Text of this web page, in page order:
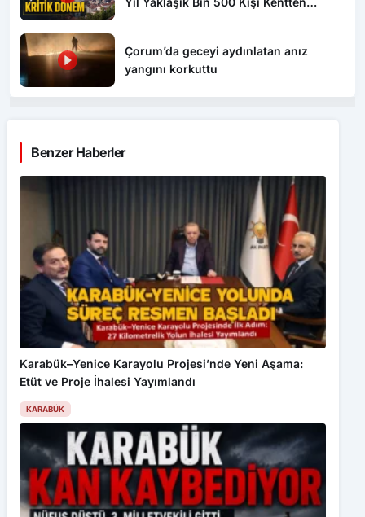
Çorum’da geceyi aydınlatan anız
yangını korkuttu
Benzer Haberler
Karabük–Yenice Karayolu Projesi’nde Yeni Aşama:
Etüt ve Proje İhalesi Yayımlandı
KARABÜK